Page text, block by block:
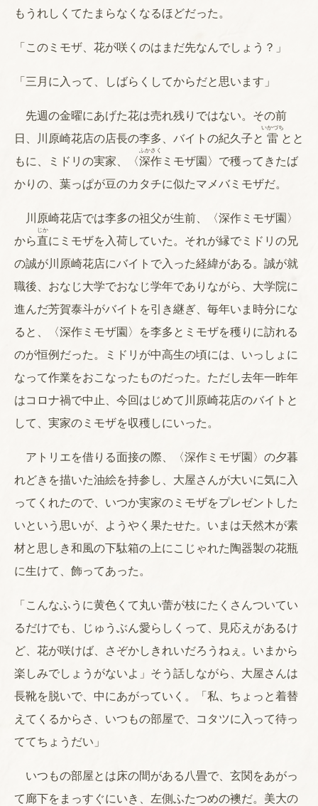
もうれしくてたまらなくなるほどだった。
「このミモザ、花が咲くのはまだ先なんでしょう？」
「三月に入って、しばらくしてからだと思います」
先週の金曜にあげた花は売れ残りではない。その前
日、川原崎花店の店長の李多、バイトの紀久子と 雷
いかづち
とと
もに、ミドリの実家、〈深作
ふかさく
ミモザ園〉で穫ってきたば
かりの、葉っぱが豆のカタチに似たマメバミモザだ。
川原崎花店では李多の祖父が生前、〈深作ミモザ園〉
から直
じか
にミモザを入荷していた。それが縁でミドリの兄
の誠が川原崎花店にバイトで入った経緯がある。誠が就
職後、おなじ大学でおなじ学年でありながら、大学院に
進んだ芳賀泰斗がバイトを引き継ぎ、毎年いま時分にな
ると、〈深作ミモザ園〉を李多とミモザを穫りに訪れる
のが恒例だった。ミドリが中高生の頃には、いっしょに
なって作業をおこなったものだった。ただし去年一昨年
はコロナ禍で中止、今回はじめて川原崎花店のバイトと
して、実家のミモザを収穫しにいった。
アトリエを借りる面接の際、〈深作ミモザ園〉の夕暮
れどきを描いた油絵を持参し、大屋さんが大いに気に入
ってくれたので、いつか実家のミモザをプレゼントした
いという思いが、ようやく果たせた。いまは天然木が素
材と思しき和風の下駄箱の上にこじゃれた陶器製の花瓶
に生けて、飾ってあった。
「こんなふうに黄色くて丸い蕾が枝にたくさんついてい
るだけでも、じゅうぶん愛らしくって、見応えがあるけ
ど、花が咲けば、さぞかしきれいだろうねぇ。いまから
楽しみでしょうがないよ」そう話しながら、大屋さんは
長靴を脱いで、中にあがっていく。「私、ちょっと着替
えてくるからさ、いつもの部屋で、コタツに入って待っ
ててちょうだい」
いつもの部屋とは床の間がある八畳で、玄関をあがっ
て廊下をまっすぐにいき、左側ふたつめの襖だ。美大の